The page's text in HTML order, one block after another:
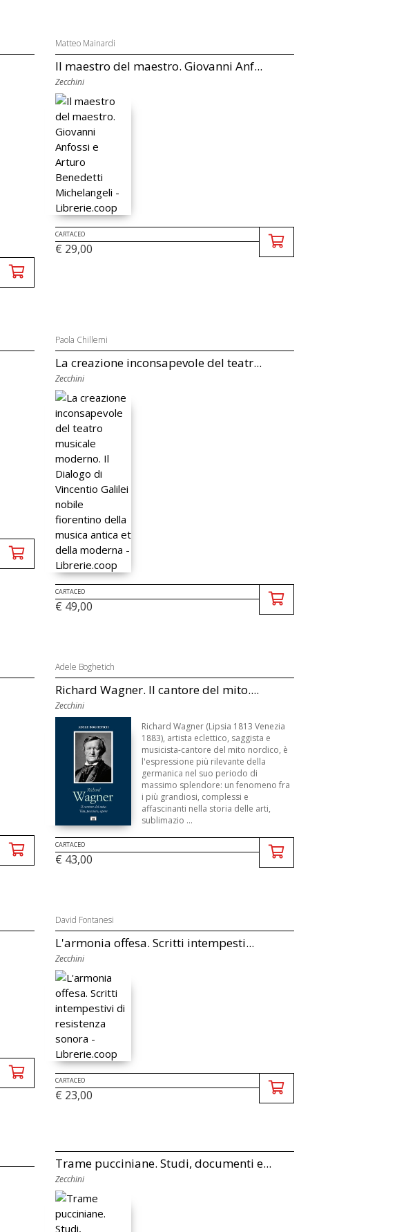
Matteo Mainardi
Il maestro del maestro. Giovanni Anf...
Zecchini
CARTACEO
€ 29,00
Paola Chillemi
La creazione inconsapevole del teatr...
Zecchini
CARTACEO
€ 49,00
Adele Boghetich
Richard Wagner. Il cantore del mito....
Zecchini
Richard Wagner (Lipsia 1813 Venezia
1883), artista eclettico, saggista e
musicista-cantore del mito nordico, è
l'espressione più rilevante della
germanica nel suo periodo di
massimo splendore: un fenomeno fra
i più grandiosi, complessi e
affascinanti nella storia delle arti,
sublimazio ...
CARTACEO
€ 43,00
David Fontanesi
L'armonia offesa. Scritti intempesti...
Zecchini
CARTACEO
€ 23,00
Trame pucciniane. Studi, documenti e...
Zecchini